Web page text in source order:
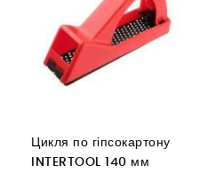
Цикля по гіпсокартону
INTERTOOL 140 мм